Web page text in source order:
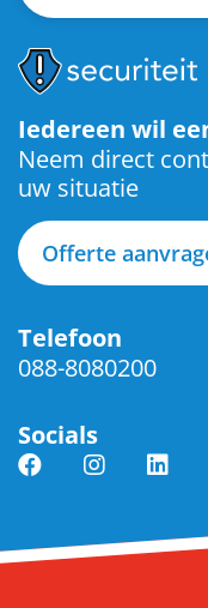
Iedereen wil
Neem direct
uw situatie
Offerte
Telefoon
088-8080200
Socials